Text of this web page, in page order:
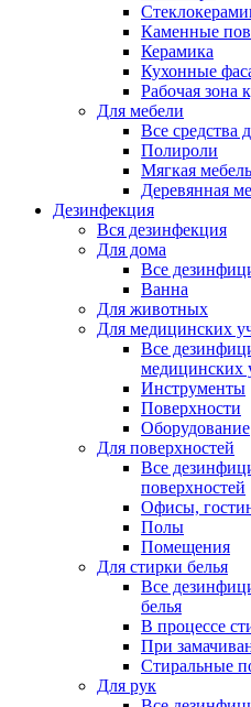
Каменные
Керамика
Кухонные
Рабочая зона
Для мебели
Все средства
Полироли
Мягкая мебель
Деревянная
Дезинфекция
Вся дезинфекция
Для дома
Все
Ванна
Для животных
Для медицинских
Все
медицинских
Инструменты
Поверхности
Оборудование
Для поверхностей
Все
поверхностей
Офисы,
Полы
Помещения
Для стирки белья
Все
белья
В процессе
При
Стиральные
Для рук